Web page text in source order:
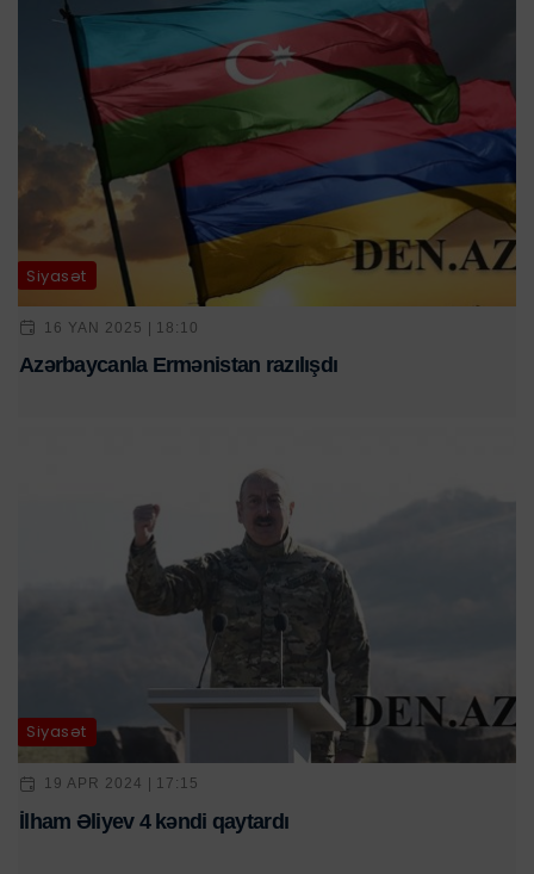
Siyasət
16 YAN 2025 | 18:10
Azərbaycanla Ermənistan razılışdı
Siyasət
19 APR 2024 | 17:15
İlham Əliyev 4 kəndi qaytardı